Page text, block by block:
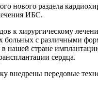
нового раздела
ИБС.
к хирургическому
больных с различными
стране
сердца.
передовые